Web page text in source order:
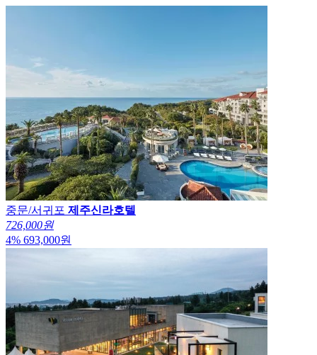
중문/서귀포 제주신라호텔
726,000원
4% 693,000원